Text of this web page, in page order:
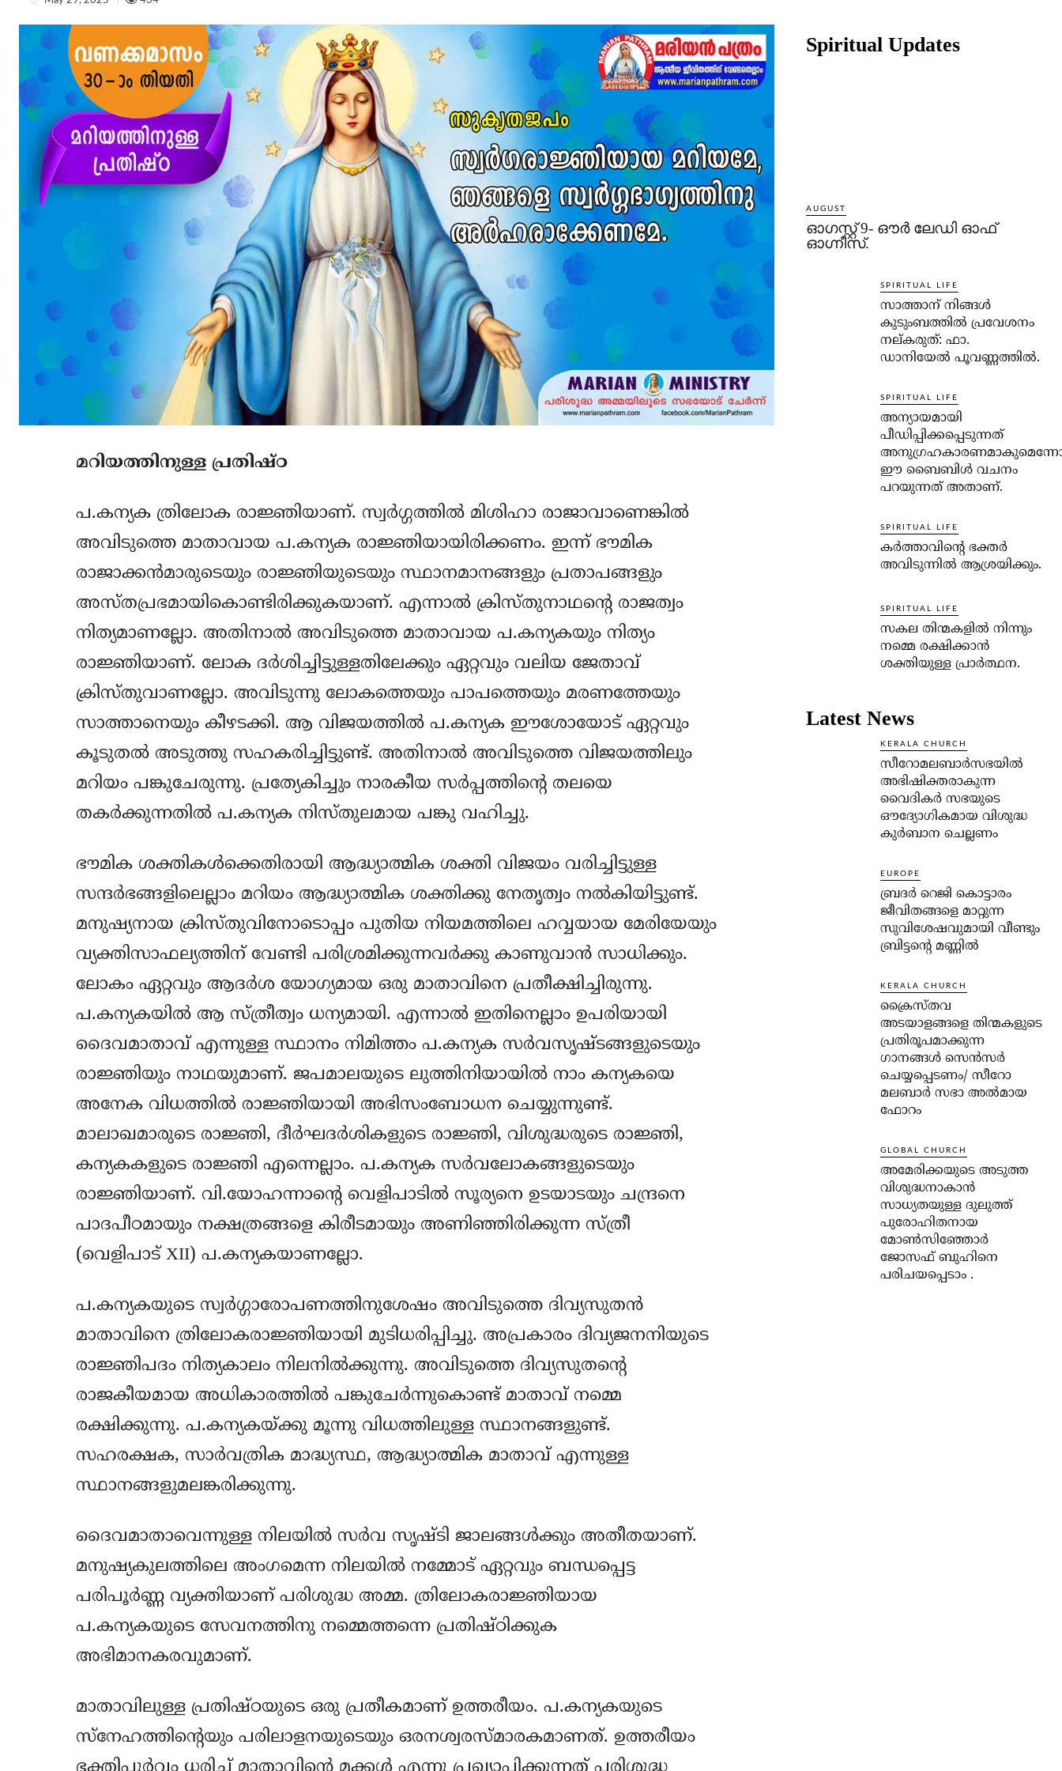
മറിയത്തിനുള്ള പ്രതിഷ്ഠ
പ.കന്യക ത്രിലോക രാജ്ഞിയാണ്. സ്വര്‍ഗ്ഗത്തില്‍ മിശിഹാ രാജാവാണെങ്കില്‍
അവിടുത്തെ മാതാവായ പ.കന്യക രാജ്ഞിയായിരിക്കണം. ഇന്ന് ഭൗമിക
രാജാക്കന്‍മാരുടെയും രാജ്ഞിയുടെയും സ്ഥാനമാനങ്ങളും പ്രതാപങ്ങളും
അസ്തപ്രഭമായികൊണ്ടിരിക്കുകയാണ്. എന്നാല്‍ ക്രിസ്തുനാഥന്‍റെ രാജത്വം
നിത്യമാണല്ലോ. അതിനാല്‍ അവിടുത്തെ മാതാവായ പ.കന്യകയും നിത്യം
രാജ്ഞിയാണ്. ലോക ദര്‍ശിച്ചിട്ടുള്ളതിലേക്കും ഏറ്റവും വലിയ ജേതാവ്
ക്രിസ്തുവാണല്ലോ. അവിടുന്നു ലോകത്തെയും പാപത്തെയും മരണത്തേയും
സാത്താനെയും കീഴടക്കി. ആ വിജയത്തില്‍ പ.കന്യക ഈശോയോട് ഏറ്റവും
കൂടുതല്‍ അടുത്തു സഹകരിച്ചിട്ടുണ്ട്. അതിനാല്‍ അവിടുത്തെ വിജയത്തിലും
മറിയം പങ്കുചേരുന്നു. പ്രത്യേകിച്ചും നാരകീയ സര്‍പ്പത്തിന്‍റെ തലയെ
തകര്‍ക്കുന്നതില്‍ പ.കന്യക നിസ്തുലമായ പങ്കു വഹിച്ചു.
ഭൗമിക ശക്തികള്‍ക്കെതിരായി ആദ്ധ്യാത്മിക ശക്തി വിജയം വരിച്ചിട്ടുള്ള
സന്ദര്‍ഭങ്ങളിലെല്ലാം മറിയം ആദ്ധ്യാത്മിക ശക്തിക്കു നേതൃത്വം നല്‍കിയിട്ടുണ്ട്.
മനുഷ്യനായ ക്രിസ്തുവിനോടൊപ്പം പുതിയ നിയമത്തിലെ ഹവ്വയായ മേരിയേയും
വ്യക്തിസാഫല്യത്തിന് വേണ്ടി പരിശ്രമിക്കുന്നവര്‍ക്കു കാണുവാന്‍ സാധിക്കും.
ലോകം ഏറ്റവും ആദര്‍ശ യോഗ്യമായ ഒരു മാതാവിനെ പ്രതീക്ഷിച്ചിരുന്നു.
പ.കന്യകയില്‍ ആ സ്ത്രീത്വം ധന്യമായി. എന്നാല്‍ ഇതിനെല്ലാം ഉപരിയായി
ദൈവമാതാവ് എന്നുള്ള സ്ഥാനം നിമിത്തം പ.കന്യക സര്‍വസൃഷ്ടങ്ങളുടെയും
രാജ്ഞിയും നാഥയുമാണ്. ജപമാലയുടെ ലുത്തിനിയായില്‍ നാം കന്യകയെ
അനേക വിധത്തില്‍ രാജ്ഞിയായി അഭിസംബോധന ചെയ്യുന്നുണ്ട്.
മാലാഖമാരുടെ രാജ്ഞി, ദീര്‍ഘദര്‍ശികളുടെ രാജ്ഞി, വിശുദ്ധരുടെ രാജ്ഞി,
കന്യകകളുടെ രാജ്ഞി എന്നെല്ലാം. പ.കന്യക സര്‍വലോകങ്ങളുടെയും
രാജ്ഞിയാണ്. വി.യോഹന്നാന്‍റെ വെളിപാടില്‍ സൂര്യനെ ഉടയാടയും ചന്ദ്രനെ
പാദപീഠമായും നക്ഷത്രങ്ങളെ കിരീടമായും അണിഞ്ഞിരിക്കുന്ന സ്ത്രീ
(വെളിപാട് XII) പ.കന്യകയാണല്ലോ.
പ.കന്യകയുടെ സ്വര്‍ഗ്ഗാരോപണത്തിനുശേഷം അവിടുത്തെ ദിവ്യസുതന്‍
മാതാവിനെ ത്രിലോകരാജ്ഞിയായി മുടിധരിപ്പിച്ചു. അപ്രകാരം ദിവ്യജനനിയുടെ
രാജ്ഞിപദം നിത്യകാലം നിലനില്‍ക്കുന്നു. അവിടുത്തെ ദിവ്യസുതന്‍റെ
രാജകീയമായ അധികാരത്തില്‍ പങ്കുചേര്‍ന്നുകൊണ്ട് മാതാവ് നമ്മെ
രക്ഷിക്കുന്നു. പ.കന്യകയ്ക്കു മൂന്നു വിധത്തിലുള്ള സ്ഥാനങ്ങളുണ്ട്.
സഹരക്ഷക, സാര്‍വത്രിക മാദ്ധ്യസ്ഥ, ആദ്ധ്യാത്മിക മാതാവ് എന്നുള്ള
സ്ഥാനങ്ങളുമലങ്കരിക്കുന്നു.
ദൈവമാതാവെന്നുള്ള നിലയില്‍ സര്‍വ സൃഷ്ടി ജാലങ്ങള്‍ക്കും അതീതയാണ്.
മനുഷ്യകുലത്തിലെ അംഗമെന്ന നിലയില്‍ നമ്മോട് ഏറ്റവും ബന്ധപ്പെട്ട
പരിപൂര്‍ണ്ണ വ്യക്തിയാണ് പരിശുദ്ധ അമ്മ. ത്രിലോകരാജ്ഞിയായ
പ.കന്യകയുടെ സേവനത്തിനു നമ്മെത്തന്നെ പ്രതിഷ്ഠിക്കുക
അഭിമാനകരവുമാണ്.
മാതാവിലുള്ള പ്രതിഷ്ഠയുടെ ഒരു പ്രതീകമാണ് ഉത്തരീയം. പ.കന്യകയുടെ
സ്നേഹത്തിന്‍റെയും പരിലാളനയുടെയും ഒരനശ്വരസ്മാരകമാണത്. ഉത്തരീയം
Spiritual Updates
AUGUST
ഓഗസ്റ്റ് 9- ഔര്‍ ലേഡി ഓഫ്
ഓഗ്നീസ്.
SPIRITUAL LIFE
സാത്താന് നിങ്ങള്‍
കുടുംബത്തില്‍ പ്രവേശനം
നല്കരുത്: ഫാ.
ഡാനിയേല്‍ പൂവണ്ണത്തില്‍.
SPIRITUAL LIFE
അന്യായമായി
പീഡിപ്പിക്കപ്പെടുന്നത്
ഈ ബൈബിള്‍ വചനം
പറയുന്നത് അതാണ്.
SPIRITUAL LIFE
കര്‍ത്താവിന്റെ ഭക്തര്‍
അവിടുന്നില്‍ ആശ്രയിക്കും.
SPIRITUAL LIFE
സകല തിന്മകളില്‍ നിന്നും
നമ്മെ രക്ഷിക്കാന്‍
ശക്തിയുള്ള പ്രാര്‍ത്ഥന.
Latest News
KERALA CHURCH
സീറോമലബാർസഭയിൽ
അഭിഷിക്തരാകുന്ന
വൈദികർ സഭയുടെ
ഔദ്യോഗികമായ വിശുദ്ധ
കുർബാന ചെല്ലണം
EUROPE
ബ്രദർ റെജി കൊട്ടാരം
ജീവിതങ്ങളെ മാറ്റുന്ന
സുവിശേഷവുമായി വീണ്ടും
ബ്രിട്ടന്റെ മണ്ണിൽ
KERALA CHURCH
ക്രൈസ്തവ
അടയാളങ്ങളെ തിന്മകളുടെ
പ്രതിരൂപമാക്കുന്ന
ഗാനങ്ങൾ സെൻസർ
ചെയ്യപ്പെടണം/ സീറോ
മലബാർ സഭാ അൽമായ
ഫോറം
GLOBAL CHURCH
അമേരിക്കയുടെ അടുത്ത
വിശുദ്ധനാകാൻ
സാധ്യതയുള്ള ദുലുത്ത്
പുരോഹിതനായ
മോൺസിഞ്ഞോർ
ജോസഫ് ബുഹിനെ
പരിചയപ്പെടാം .